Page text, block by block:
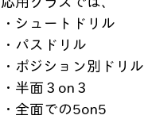
・シュートドリル
・パスドリル
・ポジション別ドリル
・半面３on３
・全面での5on5